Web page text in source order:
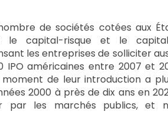
de sociétés cotées aux
le capital-risque et le
les entreprises de solliciter
IPO américaines entre 2007 et
de leur introduction a
2000 à près de dix ans en
par les marchés publics, et